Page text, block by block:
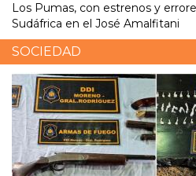
Los Pumas, con estrenos y
Sudáfrica en el José Amalfitani
SOCIEDAD